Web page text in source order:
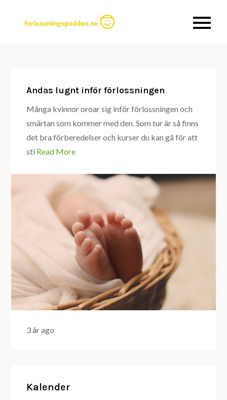
Allt du behöver veta om
Andas lugnt inför förlossningen
Många kvinnor oroar sig inför förlossningen och
smärtan som kommer med den. Som tur är så finns
det bra förberedelser och kurser du kan gå för att
sti Read More
3 år ago
Kalender